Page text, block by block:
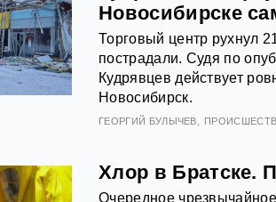
Новосибирске
Торговый центр рухнул
пострадали. Судя по
Кудрявцев действует
Новосибирск.
ГЕОРГИЙ БУЛЫЧЕВ
Хлор в Братске.
Очередное